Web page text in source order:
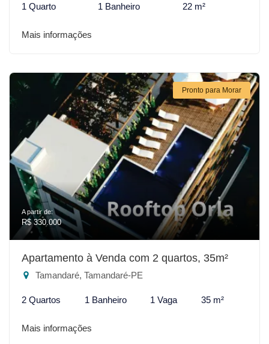
1 Quarto 1 Banheiro 22 m²
Mais informações
Pronto para Morar
A partir de:
R$ 330.000
Apartamento à Venda com 2 quartos, 35m²
Tamandaré, Tamandaré-PE
2 Quartos 1 Banheiro 1 Vaga 35 m²
Mais informações